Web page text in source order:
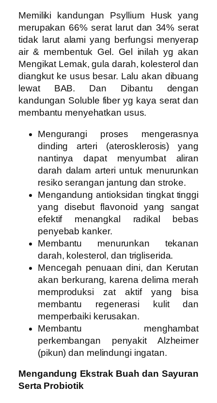
Memiliki kandungan Psyllium Husk yang
merupakan 66% serat larut dan 34% serat
tidak larut alami yang berfungsi menyerap
air & membentuk Gel. Gel inilah yg akan
Mengikat Lemak, gula darah, kolesterol dan
diangkut ke usus besar. Lalu akan dibuang
lewat BAB. Dan Dibantu dengan
kandungan Soluble fiber yg kaya serat dan
membantu menyehatkan usus.
Mengurangi proses mengerasnya
dinding arteri (aterosklerosis) yang
nantinya dapat menyumbat aliran
darah dalam arteri untuk menurunkan
resiko serangan jantung dan stroke.
Mengandung antioksidan tingkat tinggi
yang disebut flavonoid yang sangat
efektif menangkal radikal bebas
penyebab kanker.
Membantu menurunkan tekanan
darah, kolesterol, dan trigliserida.
Mencegah penuaan dini, dan Kerutan
akan berkurang, karena delima merah
memproduksi zat aktif yang bisa
membantu regenerasi kulit dan
memperbaiki kerusakan.
Membantu menghambat
perkembangan penyakit Alzheimer
(pikun) dan melindungi ingatan.
Mengandung Ekstrak Buah dan Sayuran
Serta Probiotik